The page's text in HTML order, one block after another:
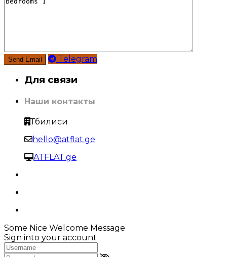
Telegram
Для связи
Наши контакты
Тбилиси
hello@atflat.ge
ATFLAT.ge
Some Nice Welcome Message
Sign into your account